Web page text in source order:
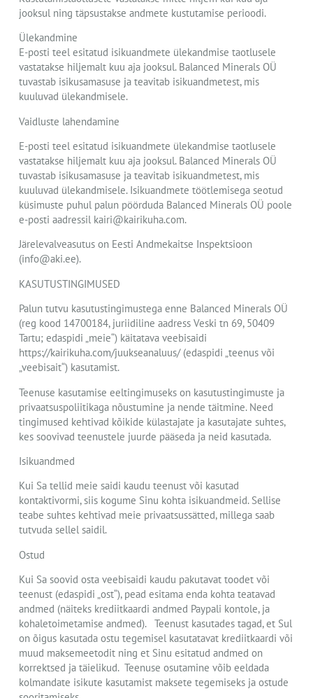
jooksul ning täpsustakse andmete kustutamise perioodi.
Ülekandmine
E-posti teel esitatud isikuandmete ülekandmise taotlusele
vastatakse hiljemalt kuu aja jooksul. Balanced Minerals OÜ
tuvastab isikusamasuse ja teavitab isikuandmetest, mis
kuuluvad ülekandmisele.
Vaidluste lahendamine
E-posti teel esitatud isikuandmete ülekandmise taotlusele
vastatakse hiljemalt kuu aja jooksul. Balanced Minerals OÜ
tuvastab isikusamasuse ja teavitab isikuandmetest, mis
kuuluvad ülekandmisele. Isikuandmete töötlemisega seotud
küsimuste puhul palun pöörduda Balanced Minerals OÜ poole
e-posti aadressil kairi@kairikuha.com.
Järelevalveasutus on Eesti Andmekaitse Inspektsioon
(info@aki.ee).
KASUTUSTINGIMUSED
Palun tutvu kasutustingimustega enne Balanced Minerals OÜ
(reg kood 14700184, juriidiline aadress Veski tn 69, 50409
Tartu; edaspidi „meie“) käitatava veebisaidi
https://kairikuha.com/juukseanaluus/ (edaspidi „teenus või
„veebisait“) kasutamist.
Teenuse kasutamise eeltingimuseks on kasutustingimuste ja
privaatsuspoliitikaga nõustumine ja nende täitmine. Need
tingimused kehtivad kõikide külastajate ja kasutajate suhtes,
kes soovivad teenustele juurde pääseda ja neid kasutada.
Isikuandmed
Kui Sa tellid meie saidi kaudu teenust või kasutad
kontaktivormi, siis kogume Sinu kohta isikuandmeid. Sellise
teabe suhtes kehtivad meie privaatsussätted, millega saab
tutvuda sellel saidil.
Ostud
Kui Sa soovid osta veebisaidi kaudu pakutavat toodet või
teenust (edaspidi „ost“), pead esitama enda kohta teatavad
andmed (näiteks krediitkaardi andmed Paypali kontole, ja
kohaletoimetamise andmed). Teenust kasutades tagad, et Sul
on õigus kasutada ostu tegemisel kasutatavat krediitkaardi või
muud maksemeetodit ning et Sinu esitatud andmed on
korrektsed ja täielikud. Teenuse osutamine võib eeldada
kolmandate isikute kasutamist maksete tegemiseks ja ostude